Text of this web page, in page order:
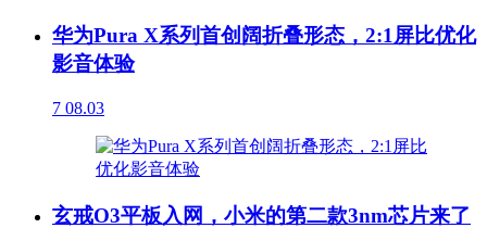
华为Pura X系列首创阔折叠形态，2:1屏比优化
影音体验
7 08.03
玄戒O3平板入网，小米的第二款3nm芯片来了